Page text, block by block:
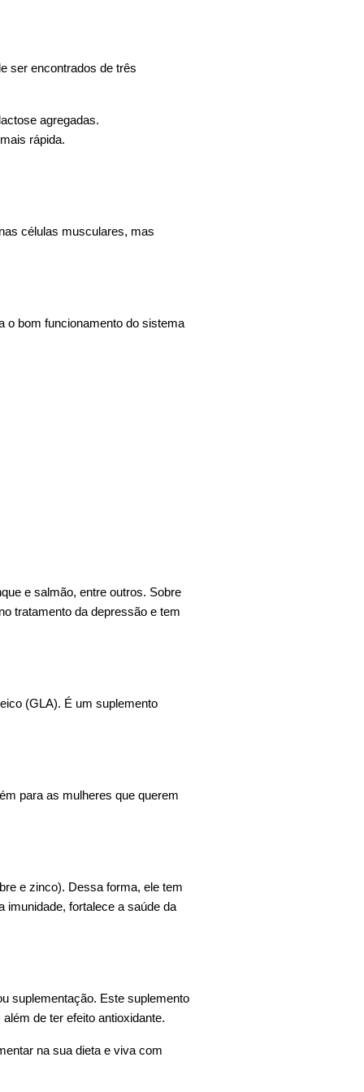
ser encontrados de três
agregadas.
rápida.
células musculares, mas
o bom funcionamento do sistema
e salmão, entre outros. Sobre
tratamento da depressão e tem
(GLA). É um suplemento
para as mulheres que querem
e zinco). Dessa forma, ele tem
fortalece a saúde da
suplementação. Este suplemento
de ter efeito antioxidante.
na sua dieta e viva com